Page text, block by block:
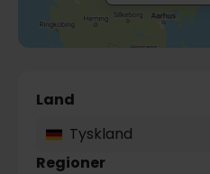
Land
Tyskland
Regioner